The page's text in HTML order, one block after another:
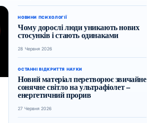
НОВИНИ ПСИХОЛОГІЇ
Чому дорослі люди уникають нових
стосунків і стають одинаками
28 Червня 2026
ОСТАННІ ВІДКРИТТЯ НАУКИ
Новий матеріал перетворює звичайне
сонячне світло на ультрафіолет –
енергетичний прорив
27 Червня 2026